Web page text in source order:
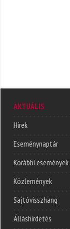
AKTUÁLIS
Hírek
Eseménynaptár
Korábbi események
Közlemények
Sajtóvisszhang
Álláshirdetés